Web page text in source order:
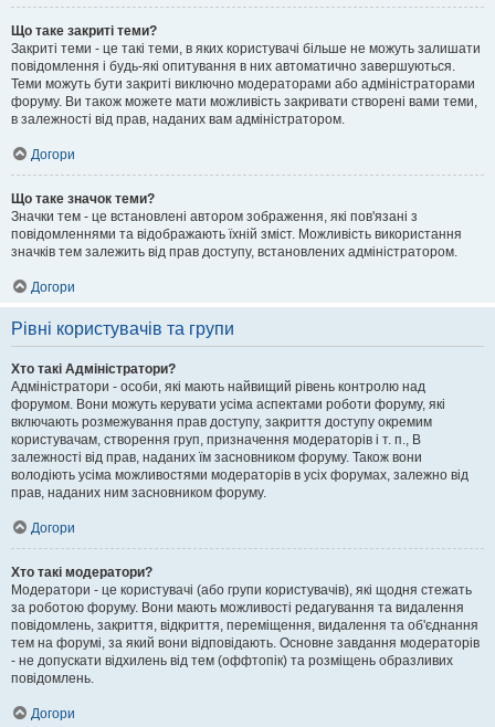
Що таке закриті теми?
Закриті теми - це такі теми, в яких користувачі більше не можуть залишати
повідомлення і будь-які опитування в них автоматично завершуються.
Теми можуть бути закриті виключно модераторами або адміністраторами
форуму. Ви також можете мати можливість закривати створені вами теми,
в залежності від прав, наданих вам адміністратором.
Догори
Що таке значок теми?
Значки тем - це встановлені автором зображення, які пов'язані з
повідомленнями та відображають їхній зміст. Можливість використання
значків тем залежить від прав доступу, встановлених адміністратором.
Догори
Рівні користувачів та групи
Хто такі Адміністратори?
Адміністратори - особи, які мають найвищий рівень контролю над
форумом. Вони можуть керувати усіма аспектами роботи форуму, які
включають розмежування прав доступу, закриття доступу окремим
користувачам, створення груп, призначення модераторів і т. п., В
залежності від прав, наданих їм засновником форуму. Також вони
володіють усіма можливостями модераторів в усіх форумах, залежно від
прав, наданих ним засновником форуму.
Догори
Хто такі модератори?
Модератори - це користувачі (або групи користувачів), які щодня стежать
за роботою форуму. Вони мають можливості редагування та видалення
повідомлень, закриття, відкриття, переміщення, видалення та об'єднання
тем на форумі, за який вони відповідають. Основне завдання модераторів
- не допускати відхилень від тем (оффтопік) та розміщень образливих
повідомлень.
Догори